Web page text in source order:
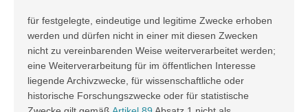
für festgelegte, eindeutige und legitime Zwecke erhoben
werden und dürfen nicht in einer mit diesen Zwecken
nicht zu vereinbarenden Weise weiterverarbeitet werden;
eine Weiterverarbeitung für im öffentlichen Interesse
liegende Archivzwecke, für wissenschaftliche oder
historische Forschungszwecke oder für statistische